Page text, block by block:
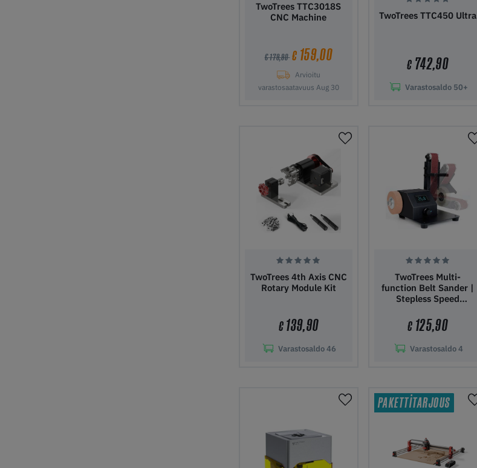
TwoTrees TTC3018S
CNC Machine
€ 179,90 € 159,00
Arvioitu
varastosaatavuus Aug 30
TwoTrees TTC450 Ultra
€ 742,90
Varastosaldo50+
TwoTrees 4th Axis CNC
Rotary Module Kit
€139,90
Varastosaldo46
TwoTrees Multi-
function Belt Sander |
Stepless Speed
€ 125,90
Varastosaldo4
PAKETTITARJOUS